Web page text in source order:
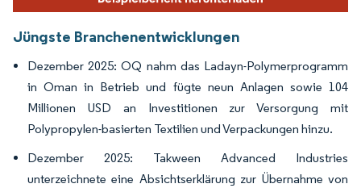
Jüngste Branchenentwicklungen
Dezember 2025: OQ nahm das Ladayn-Polymerprogramm
in Oman in Betrieb und fügte neun Anlagen sowie 104
Millionen USD an Investitionen zur Versorgung mit
Polypropylen-basierten Textilien und Verpackungen hinzu.
Dezember 2025: Takween Advanced Industries
unterzeichnete eine Absichtserklärung zur Übernahme von